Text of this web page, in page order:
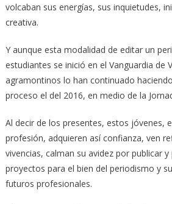
volcaban sus energías, sus inquietudes,
creativa.
Y aunque esta modalidad de editar un
estudiantes se inició en el Vanguardia de
agramontinos lo han continuado
proceso el del 2016, en medio de la
Al decir de los presentes, estos jóvenes,
profesión, adquieren así confianza, ven
vivencias, calman su avidez por publicar
proyectos para el bien del periodismo y
futuros profesionales.